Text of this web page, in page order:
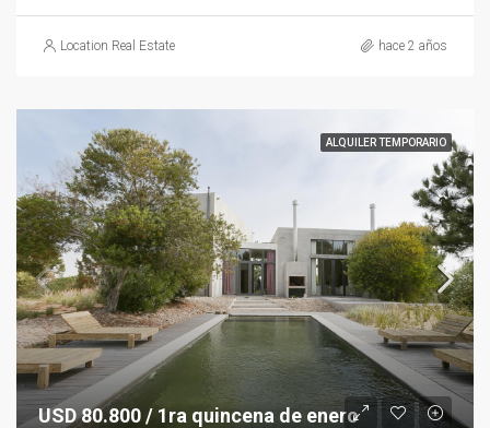
Location Real Estate hace 2 años
ALQUILER TEMPORARIO
USD 80.800 / 1ra quincena de enero